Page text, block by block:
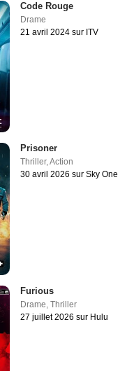
Code Rouge
Drame
21 avril 2024 sur ITV
Prisoner
Thriller,Action
30 avril 2026 sur Sky One
Furious
Drame ,Thriller
27 juillet 2026 sur Hulu